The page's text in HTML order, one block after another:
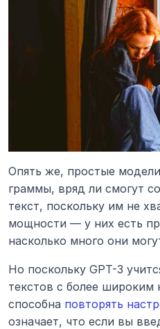
Опять же, простые
граммы, вряд ли смогут
текст, поскольку им не
мощности — у них есть
насколько много они
Но поскольку GPT-3
текстов с более широким
способна повторять
означает, что если вы